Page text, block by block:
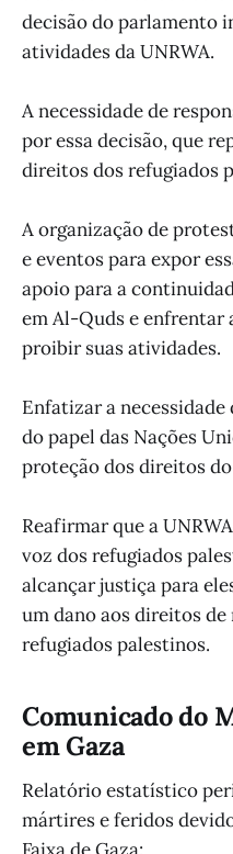
decisão do parlamento
atividades da UNRWA.
A necessidade de
por essa decisão, que
direitos dos refugiados
A organização de
e eventos para expor
apoio para a
em Al-Quds e enfrentar
proibir suas atividades.
Enfatizar a
do papel das Nações
proteção dos direitos
Reafirmar que a
voz dos refugiados
alcançar justiça para
um dano aos direitos
refugiados palestinos.
Comunicado do
em Gaza
Relatório estatístico
mártires e feridos